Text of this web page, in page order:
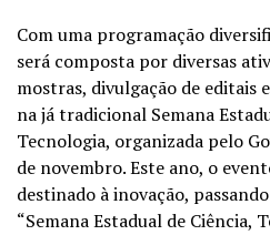
Com uma programação
será composta por diversas
mostras, divulgação de editais
na já tradicional Semana
Tecnologia, organizada pelo
de novembro. Este ano, o
destinado à inovação,
“Semana Estadual de Ciência,